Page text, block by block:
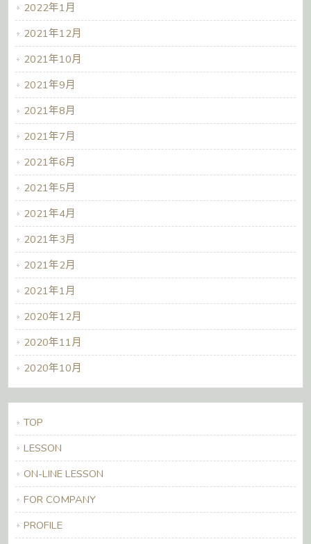
2022年1月
2021年12月
2021年10月
2021年9月
2021年8月
2021年7月
2021年6月
2021年5月
2021年4月
2021年3月
2021年2月
2021年1月
2020年12月
2020年11月
2020年10月
TOP
LESSON
ON-LINE LESSON
FOR COMPANY
PROFILE